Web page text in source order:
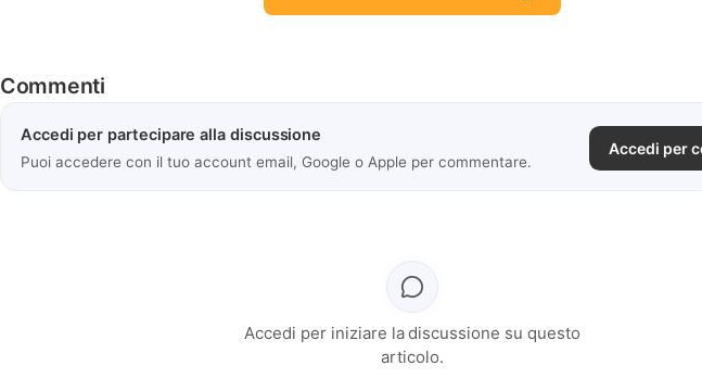
Commenti
Accedi per partecipare alla discussione
Puoi accedere con il tuo account email, Google o Apple per commentare.
Accedi per
Accedi per iniziare la discussione su questo
articolo.